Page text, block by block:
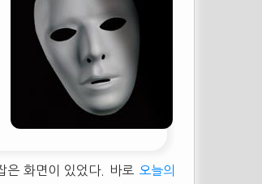
은 화면이 있었다. 바로
오늘의